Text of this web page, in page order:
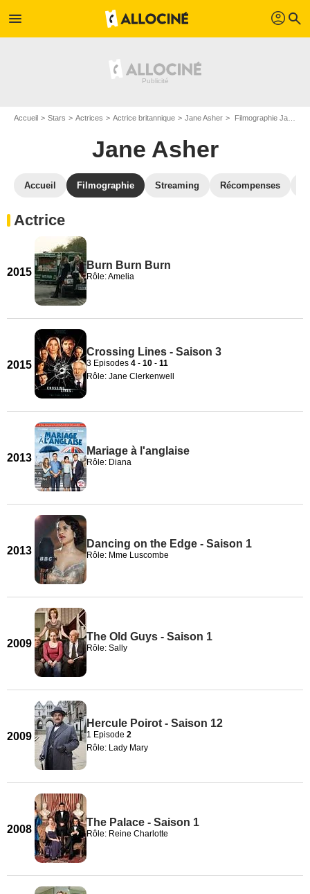
menu profil search
Accueil Stars Actrices Actrice britannique Jane Asher Filmographie Jane Asher
Jane Asher
Accueil Filmographie Streaming Récompenses
Actrice
2015
Burn Burn Burn
Rôle: Amelia
2015
Crossing Lines - Saison 3
3 Episodes 4 - 10 - 11
Rôle: Jane Clerkenwell
2013
Mariage à l'anglaise
Rôle: Diana
2013
Dancing on the Edge - Saison 1
Rôle: Mme Luscombe
2009
The Old Guys - Saison 1
Rôle: Sally
2009
Hercule Poirot - Saison 12
1 Episode 2
Rôle: Lady Mary
2008
The Palace - Saison 1
Rôle: Reine Charlotte